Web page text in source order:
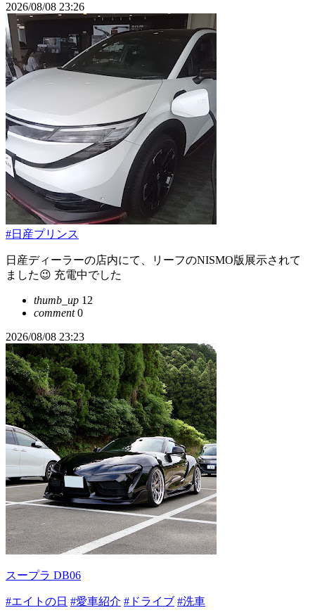
2026/08/08 23:26
#日産プリンス
日産ディーラーの店内にて、リーフのNISMO版展示されて
ました😉 充電中でした
thumb_up 12
comment0
2026/08/08 23:23
スープラ DB06
#エイトの日 #愛車紹介 #ドライブ #洗車